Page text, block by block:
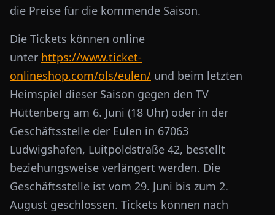
die Preise für die kommende Saison.
Die Tickets können online
unter https://www.ticket-
onlineshop.com/ols/eulen/ und beim letzten
Heimspiel dieser Saison gegen den TV
Hüttenberg am 6. Juni (18 Uhr) oder in der
Geschäftsstelle der Eulen in 67063
Ludwigshafen, Luitpoldstraße 42, bestellt
beziehungsweise verlängert werden. Die
Geschäftsstelle ist vom 29. Juni bis zum 2.
August geschlossen. Tickets können nach